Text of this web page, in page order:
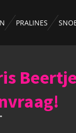
PRALINES